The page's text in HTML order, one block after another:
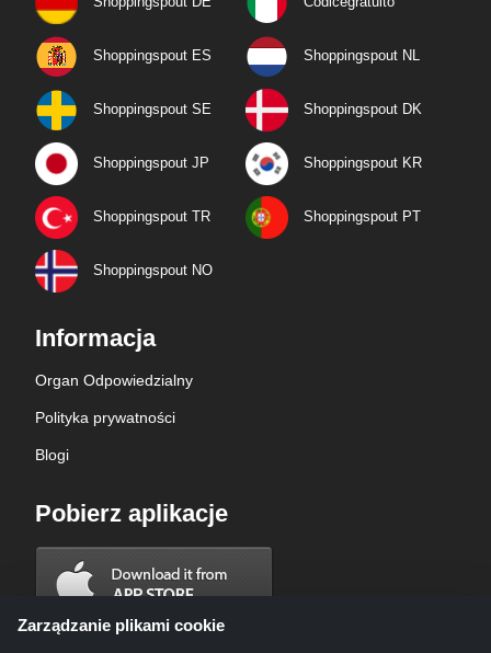
Shoppingspout ES Shoppingspout NL
Shoppingspout SE Shoppingspout DK
Shoppingspout JP Shoppingspout KR
Shoppingspout TR Shoppingspout PT
Shoppingspout NO
Informacja
Organ Odpowiedzialny
Polityka prywatności
Blogi
Pobierz aplikacje
Zarządzanie plikami cookie